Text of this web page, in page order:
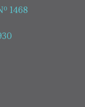
1468